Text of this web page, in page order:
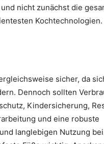
nicht zunächst die
Kochtechnologien.
sicher, da
Dennoch sollten
Kindersicherung,
und eine robuste
langlebigen Nutzung